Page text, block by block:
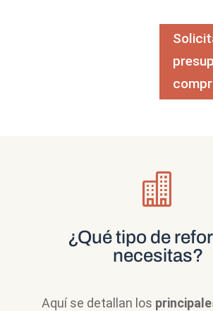

¿Qué tipo de
necesitas?
Aquí se detallan los